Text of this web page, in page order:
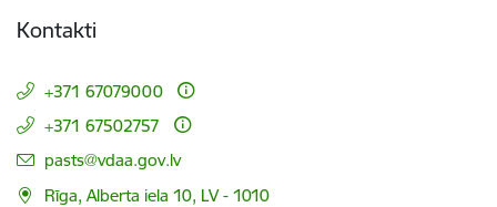
Kontakti
+371 67079000
+371 67502757
E-pasts:
pasts@vdaa.gov.lv
Rīga, Alberta iela 10, LV - 1010